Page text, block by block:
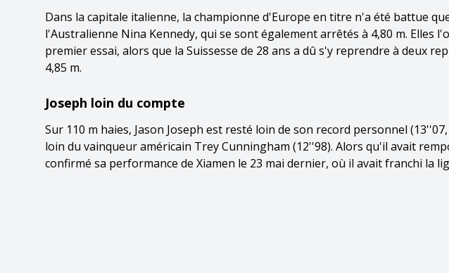
Dans la capitale italienne, la championne d'Europe en titre n'a été battue
l'Australienne Nina Kennedy, qui se sont également arrêtés à 4,80 m. Elles
premier essai, alors que la Suissesse de 28 ans a dû s'y reprendre à deux
4,85 m.
Joseph loin du compte
Sur 110 m haies, Jason Joseph est resté loin de son record personnel
loin du vainqueur américain Trey Cunningham (12''98). Alors qu'il avait
confirmé sa performance de Xiamen le 23 mai dernier, où il avait franchi la